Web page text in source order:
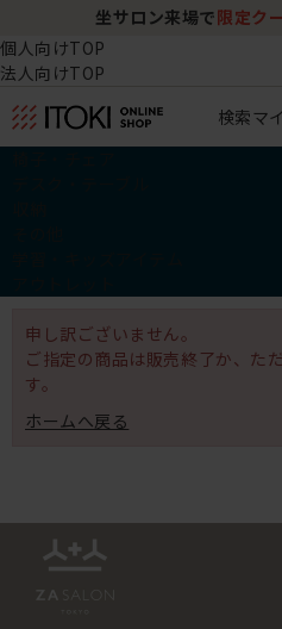
坐サロン来場で 限定ク
個人向けTOP
法人向けTOP
検索マ
申し訳ございません。
ご指定の商品は販売終了か、た
す。
ホームへ戻る